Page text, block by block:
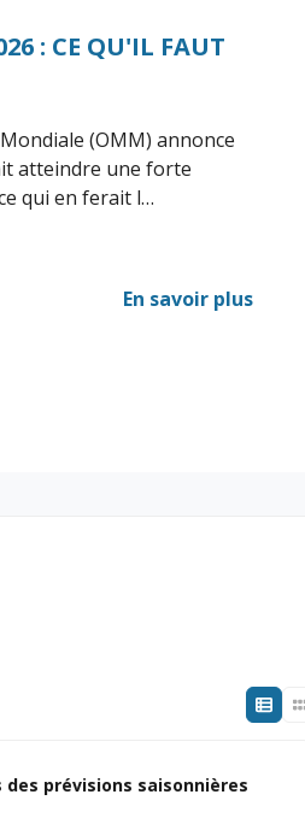
: CE QU'IL FAUT
(OMM) annonce
atteindre une forte
qui en ferait l…
En savoir plus
prévisions saisonnières